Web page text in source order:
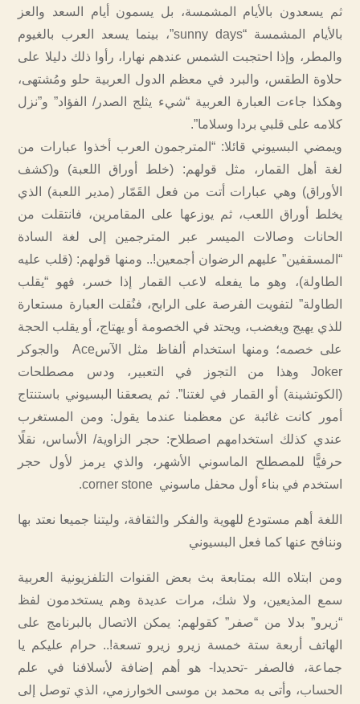
ثم يسعدون بالأيام المشمسة، بل يسمون أيام السعد والعز
بالأيام المشمسة “sunny days”، بينما يسعد العرب بالغيوم
والمطر، وإذا احتجبت الشمس عندهم نهارا، رأوا ذلك دليلا على
حلاوة الطقس، والبرد في معظم الدول العربية حلو ومُشتهى،
وهكذا جاءت العبارة العربية “شيء يثلج الصدر/ الفؤاد” و”نزل
كلامه على قلبي بردا وسلاما”.
ويمضي البسيوني قائلا: “المترجمون العرب أخذوا عبارات من
لغة أهل القمار، مثل قولهم: (خلط أوراق اللعبة) و(كشف
الأوراق) وهي عبارات أتت من فعل القَمّار (مدير اللعبة) الذي
يخلط أوراق اللعب، ثم يوزعها على المقامرين، فانتقلت من
الحانات وصالات الميسر عبر المترجمين إلى لغة السادة
“المسقفين” عليهم الرضوان أجمعين!.. ومنها قولهم: (قلب عليه
الطاولة)، وهو ما يفعله لاعب القمار إذا خسر، فهو “يقلب
الطاولة” لتفويت الفرصة على الرابح، فنُقلت العبارة مستعارة
للذي يهيج ويغضب، ويحتد في الخصومة أو يهتاج، أو يقلب الحجة
على خصمه؛ ومنها استخدام ألفاظ مثل الآسAce والجوكر
Joker وهذا من التجوز في التعبير، ودس مصطلحات
(الكوتشينة) أو القمار في لغتنا”. ثم يصعقنا البسيوني باستنتاج
أمور كانت غائبة عن معظمنا عندما يقول: ومن المستغرب
عندي كذلك استخدامهم اصطلاح: حجر الزاوية/ الأساس، نقلًا
حرفيًّا للمصطلح الماسوني الأشهر، والذي يرمز لأول حجر
استخدم في بناء أول محفل ماسوني corner stone.
اللغة أهم مستودع للهوية والفكر والثقافة، وليتنا جميعا نعتد بها
وننافح عنها كما فعل البسيوني
ومن ابتلاه الله بمتابعة بث بعض القنوات التلفزيونية العربية
سمع المذيعين، ولا شك، مرات عديدة وهم يستخدمون لفظ
“زيرو” بدلا من “صفر” كقولهم: يمكن الاتصال بالبرنامج على
الهاتف أربعة ستة خمسة زيرو زيرو تسعة!.. حرام عليكم يا
جماعة، فالصفر -تحديدا- هو أهم إضافة لأسلافنا في علم
الحساب، وأتى به محمد بن موسى الخوارزمي، الذي توصل إلى